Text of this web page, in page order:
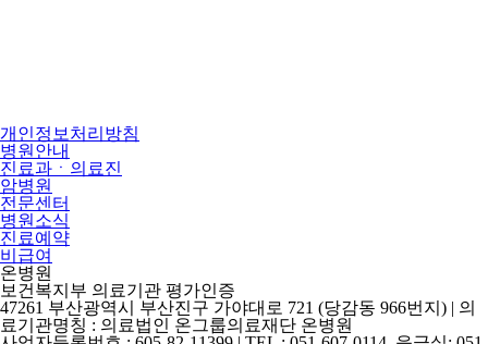
개인정보처리방침
병원안내
진료과ㆍ의료진
암병원
전문센터
병원소식
진료예약
비급여
온병원
보건복지부 의료기관 평가인증
47261 부산광역시 부산진구 가야대로 721 (당감동 966번지) | 의
료기관명칭 : 의료법인 온그룹의료재단 온병원